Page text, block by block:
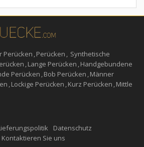
Perücken ,Perücken , Synthetische
,Lange Perücken ,Handgebundene
Perücken ,Bob Perücken ,Männer
,Lockige Perücken ,Kurz Perücken ,Mittle
Datenschutz
Kontaktieren Sie uns